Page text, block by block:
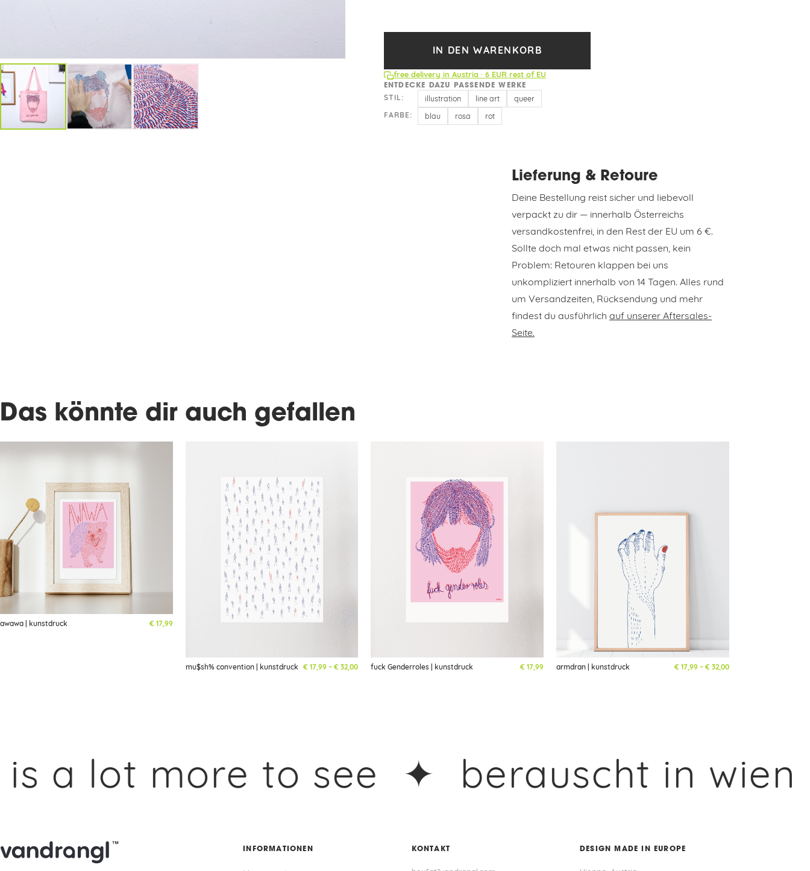
IN DEN WARENKORB
free delivery in Austria · 6 EUR rest of EU
ENTDECKE DAZU PASSENDE WERKE
STIL:
illustration line art queer
FARBE: blau rosa rot
Lieferung & Retoure
Deine Bestellung reist sicher und liebevoll
verpackt zu dir — innerhalb Österreichs
versandkostenfrei, in den Rest der EU um 6 €.
Sollte doch mal etwas nicht passen, kein
Problem: Retouren klappen bei uns
unkompliziert innerhalb von 14 Tagen. Alles rund
um Versandzeiten, Rücksendung und mehr
findest du ausführlichauf unserer Aftersales-
Seite.
Das könnte dir auch gefallen
awawa | kunstdruck € 17,99
mu$sh% convention | kunstdruck € 17,99 –€ 32,00Preisspanne: € 17,99 bis € 32,00
fuck Genderroles | kunstdruck € 17,99 armdran | kunstdruck € 17,99 – € 32,00Preisspanne: € 17,99 bis
more to see ✦berauscht in wien ✦
INFORMATIONEN KONTAKT DESIGN MADE IN EUROPE